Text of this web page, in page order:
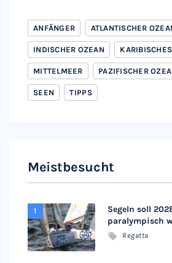
ANFÄNGER ATLANTISCHER
INDISCHER OZEAN
MITTELMEER PAZIFISCHER
SEEN TIPPS
Meistbesucht
Segeln soll
paralympisch
Regatta